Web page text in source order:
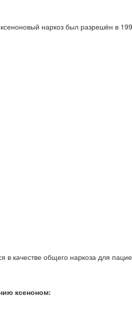
наркоз был разрешён в
качестве общего наркоза для
ксеноном: